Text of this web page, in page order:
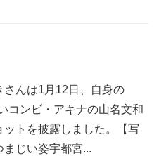
んは1月12日、自身の
コンビ・アキナの山名文和
トを披露しました。【写
じい姿宇都宮...